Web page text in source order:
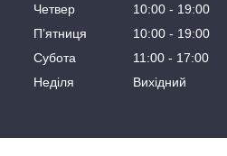
Четвер
10:00
19:00
Пʼятниця
10:00
19:00
Субота
11:00
17:00
Неділя
Вихідний